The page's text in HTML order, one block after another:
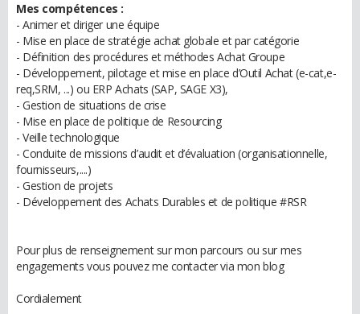
Mes compétences :
- Animer et diriger une équipe
- Mise en place de stratégie achat globale et par catégorie
- Définition des procédures et méthodes Achat Groupe
- Développement, pilotage et mise en place d’Outil Achat (e-cat,e-
req,SRM, ...) ou ERP Achats (SAP, SAGE X3),
- Gestion de situations de crise
- Mise en place de politique de Resourcing
- Veille technologique
- Conduite de missions d’audit et d’évaluation (organisationnelle,
fournisseurs,....)
- Gestion de projets
- Développement des Achats Durables et de politique #RSR
Pour plus de renseignement sur mon parcours ou sur mes
engagements vous pouvez me contacter via mon blog
Cordialement